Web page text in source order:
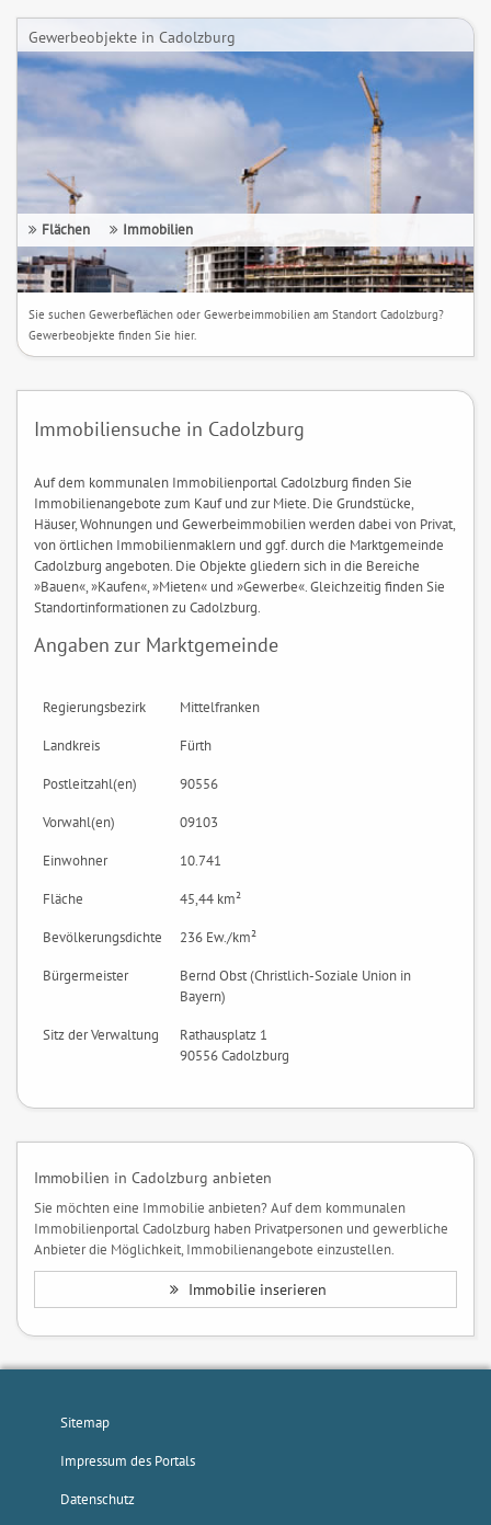
Gewerbeobjekte in Cadolzburg
Flächen Immobilien
Sie suchen Gewerbeflächen oder Gewerbeimmobilien am Standort Cadolzburg?
Gewerbeobjekte finden Sie hier.
Immobiliensuche in Cadolzburg
Auf dem kommunalen Immobilienportal Cadolzburg finden Sie
Immobilienangebote zum Kauf und zur Miete. Die Grundstücke,
Häuser, Wohnungen und Gewerbeimmobilien werden dabei von Privat,
von örtlichen Immobilienmaklern und ggf. durch die Marktgemeinde
Cadolzburg angeboten. Die Objekte gliedern sich in die Bereiche
»Bauen«, »Kaufen«, »Mieten« und »Gewerbe«. Gleichzeitig finden Sie
Standortinformationen zu Cadolzburg.
Angaben zur Marktgemeinde
Regierungsbezirk
Mittelfranken
Landkreis
Fürth
Postleitzahl(en)
90556
Vorwahl(en)
09103
Einwohner
10.741
Fläche
45,44 km²
Bevölkerungsdichte
236 Ew./km²
Bürgermeister
Bernd Obst (Christlich-Soziale Union in
Bayern)
Sitz der Verwaltung
Rathausplatz 1
90556 Cadolzburg
Immobilien in Cadolzburg anbieten
Sie möchten eine Immobilie anbieten? Auf dem kommunalen
Immobilienportal Cadolzburg haben Privatpersonen und gewerbliche
Anbieter die Möglichkeit, Immobilienangebote einzustellen.
Immobilie inserieren
Sitemap
Impressum des Portals
Datenschutz